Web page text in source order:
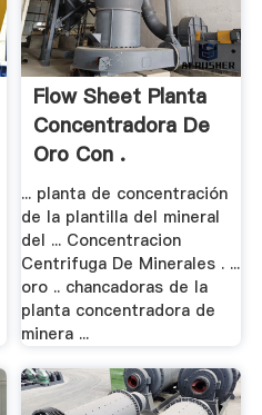
Flow Sheet Planta
Concentradora De
Oro Con .
... planta de concentración
de la plantilla del mineral
del ... Concentracion
Centrifuga De Minerales . ...
oro .. chancadoras de la
planta concentradora de
minera ...